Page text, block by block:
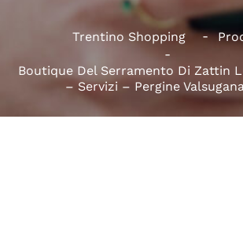
Trentino Shopping
Boutique Del Serramento Di Zattin
– Servizi – Pergine